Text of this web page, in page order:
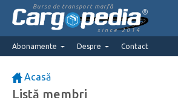
Bursa de transport marfă
since 2014
Abonamente Despre Contact
Acasă
Listă membri